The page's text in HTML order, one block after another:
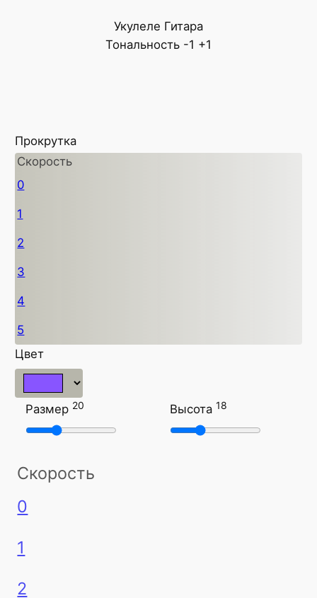
Укулеле Гитара
Тональность -1 +1
Прокрутка
Скорость
0
1
2
3
4
5
Цвет
Размер 20 Высота 18
Скорость
0
1
2